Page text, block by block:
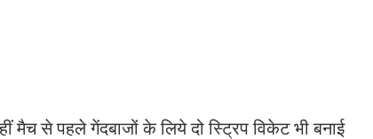
मैच से पहले गेंदबाजों के लिये दो स्ट्रिप विकेट भी बनाई